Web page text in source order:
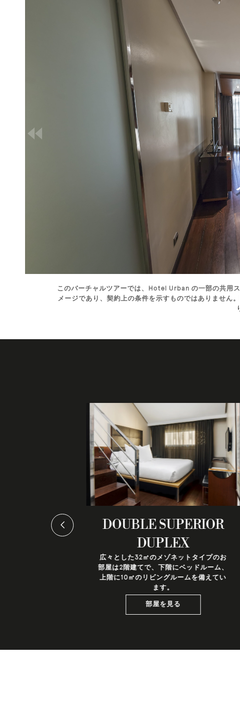
このバーチャルツアーでは、Hotel Urban の一部の共用
メージであり、契約上の条件を示すものではありません
DOUBLE SUPERIOR
DUPLEX
広々とした32㎡のメゾネットタイプのお
部屋は2階建てで、下階にベッドルーム、
上階に10㎡のリビングルームを備えてい
ます。
部屋を見る